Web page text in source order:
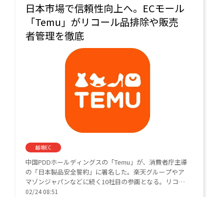
日本市場で信頼性向上へ。ECモール
「Temu」がリコール品排除や販売
者管理を徹底
越境EC
中国PDDホールディングスの「Temu」が、消費者庁主導
の「日本製品安全誓約」に署名した。楽天グループやア
マゾンジャパンなどに続く10社目の参画となる。リコー
ル品の排除や販売者への厳格な審査体制を構築し、日本
02/24 08:51